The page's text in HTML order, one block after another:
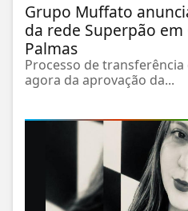
Grupo Muffato
da rede Superpão
Palmas
Processo de
agora da aprovação da...